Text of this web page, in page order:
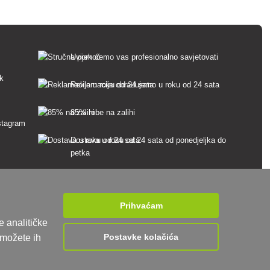
Uvijek ćemo vas profesionalno savjetovati
Reklamacije obrađujemo u roku od 24 sata
85% robe na zalihi
Dostava u roku od 24 sata od ponedjeljka do
petka
analitičke
ih
Prihvaćam
Postavke kolačića